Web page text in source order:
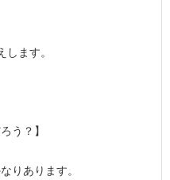
ます。
う？】
りあります。